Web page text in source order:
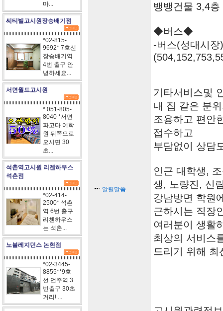
마...
씨티빌고시원장승배기점
*02-815-
9692* 7호선
장승배기역
4번 출구 안
녕하세요...
서면월드고시원
* 051-805-
8040 *서면
파고다 어학
원 뒤쪽으로
오시면 30
초...
석촌역고시원 리첸하우스
석촌점
*02-414-
2500* 석촌
역 6번 출구
리첸하우스
는 석촌...
노블레지던스 논현점
*02-3445-
8855**9호
선 언주역 3
번출구 30초
거리! ...
알릴말씀
뱅뱅건물 3,4층
◆버스◆
-버스(성대시
기타서비스및
내 집 같은 분
조용하고 편안
접수하고
부담없이 상담
인근 대학생,
생, 노량진, 신
강남방면 학원
근하시는 직장
여러분이 생활
최상의 서비스
드리기 위해